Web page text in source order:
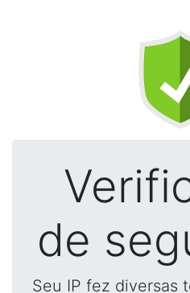
de
Seu IP fez diversas